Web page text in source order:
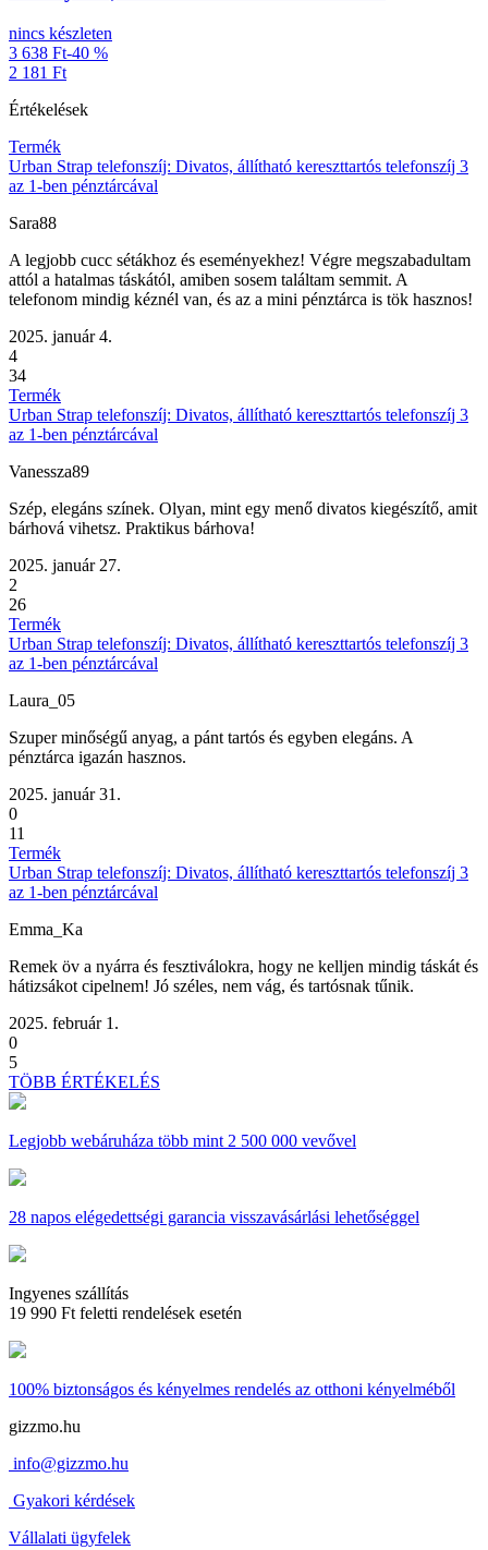
nincs készleten
3 638 Ft-40 %
2 181 Ft
Értékelések
Termék
Urban Strap telefonszíj: Divatos, állítható kereszttartós telefonszíj 3
az 1-ben pénztárcával
Sara88
A legjobb cucc sétákhoz és eseményekhez! Végre megszabadultam
attól a hatalmas táskától, amiben sosem találtam semmit. A
telefonom mindig kéznél van, és az a mini pénztárca is tök hasznos!
2025. január 4.
4
34
Termék
Urban Strap telefonszíj: Divatos, állítható kereszttartós telefonszíj 3
az 1-ben pénztárcával
Vanessza89
Szép, elegáns színek. Olyan, mint egy menő divatos kiegészítő, amit
bárhová vihetsz. Praktikus bárhova!
2025. január 27.
2
26
Termék
Urban Strap telefonszíj: Divatos, állítható kereszttartós telefonszíj 3
az 1-ben pénztárcával
Laura_05
Szuper minőségű anyag, a pánt tartós és egyben elegáns. A
pénztárca igazán hasznos.
2025. január 31.
0
11
Termék
Urban Strap telefonszíj: Divatos, állítható kereszttartós telefonszíj 3
az 1-ben pénztárcával
Emma_Ka
Remek öv a nyárra és fesztiválokra, hogy ne kelljen mindig táskát és
hátizsákot cipelnem! Jó széles, nem vág, és tartósnak tűnik.
2025. február 1.
0
5
TÖBB ÉRTÉKELÉS
Legjobb webáruháza több mint 2 500 000 vevővel
28 napos elégedettségi garancia visszavásárlási lehetőséggel
Ingyenes szállítás
19 990 Ft feletti rendelések esetén
100% biztonságos és kényelmes rendelés az otthoni kényelméből
gizzmo.hu
info@gizzmo.hu
Gyakori kérdések
Vállalati ügyfelek